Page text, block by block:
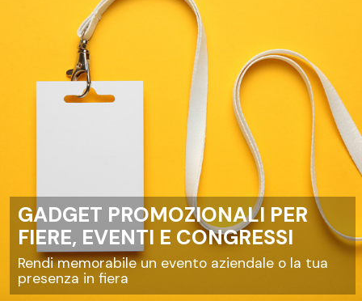
GADGET PROMOZIONALI PER
FIERE, EVENTI E CONGRESSI
Rendi memorabile un evento aziendale o la tua
presenza in fiera